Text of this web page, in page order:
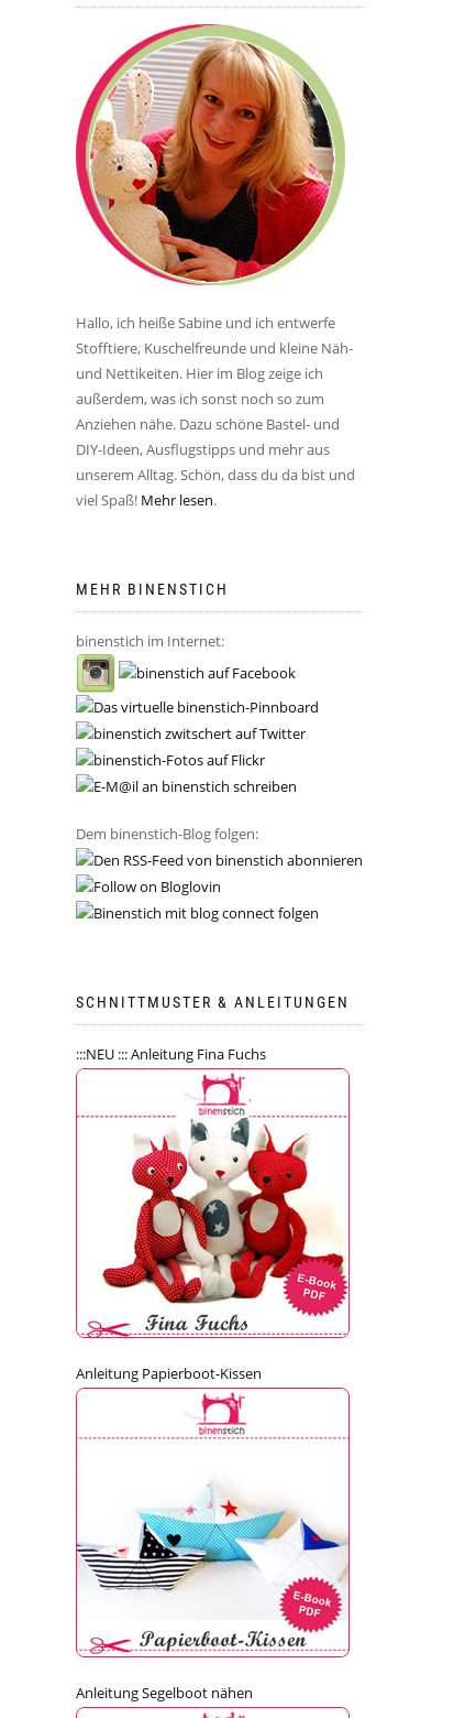
Hallo, ich heiße Sabine und ich entwerfe
Stofftiere, Kuschelfreunde und kleine Näh-
und Nettikeiten. Hier im Blog zeige ich
außerdem, was ich sonst noch so zum
Anziehen nähe. Dazu schöne Bastel- und
DIY-Ideen, Ausflugstipps und mehr aus
unserem Alltag. Schön, dass du da bist und
viel Spaß! Mehr lesen.
MEHR BINENSTICH
binenstich im Internet:
Dem binenstich-Blog folgen:
SCHNITTMUSTER & ANLEITUNGEN
:::NEU ::: Anleitung Fina Fuchs
Anleitung Papierboot-Kissen
Anleitung Segelboot nähen